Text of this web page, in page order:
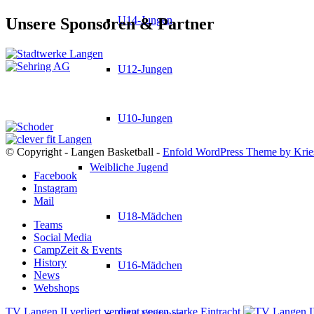
U14-Jungen
U12-Jungen
U10-Jungen
Weibliche Jugend
U18-Mädchen
U16-Mädchen
Unsere Sponsoren & Partner
© Copyright - Langen Basketball - Enfold WordPress Theme by
Facebook
Instagram
Mail
Teams
Social Media
CampZeit & Events
History
News
Webshops
TV Langen II verliert verdient gegen starke Eintracht